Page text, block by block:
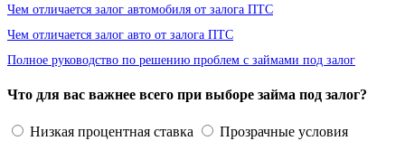
Чем отличается залог автомобиля от залога ПТС
Чем отличается залог авто от залога ПТС
Полное руководство по решению проблем с займами под залог
Что для вас важнее всего при выборе займа под залог?
Низкая процентная ставка
Прозрачные условия